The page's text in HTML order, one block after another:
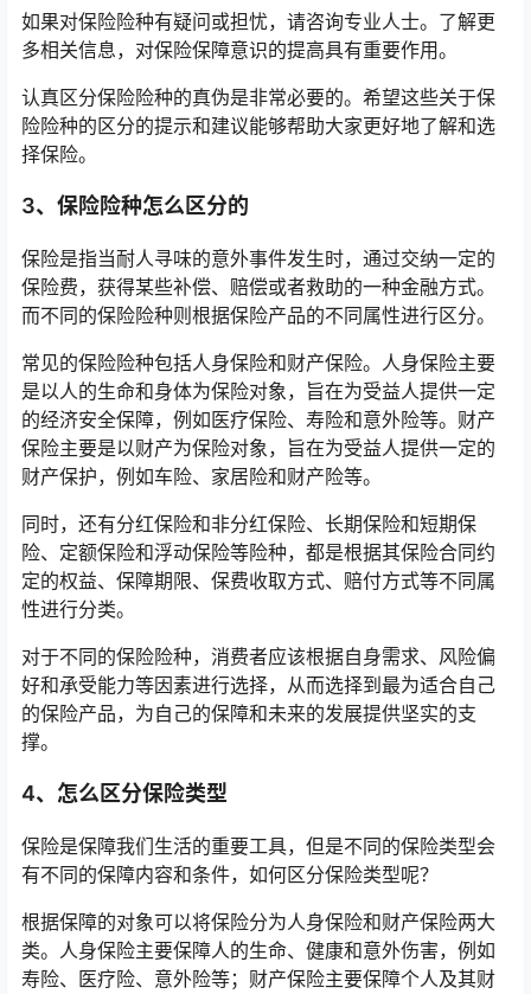
如果对保险险种有疑问或担忧，请咨询专业人士。了解更
多相关信息，对保险保障意识的提高具有重要作用。
认真区分保险险种的真伪是非常必要的。希望这些关于保
险险种的区分的提示和建议能够帮助大家更好地了解和选
择保险。
3、保险险种怎么区分的
保险是指当耐人寻味的意外事件发生时，通过交纳一定的
保险费，获得某些补偿、赔偿或者救助的一种金融方式。
而不同的保险险种则根据保险产品的不同属性进行区分。
常见的保险险种包括人身保险和财产保险。人身保险主要
是以人的生命和身体为保险对象，旨在为受益人提供一定
的经济安全保障，例如医疗保险、寿险和意外险等。财产
保险主要是以财产为保险对象，旨在为受益人提供一定的
财产保护，例如车险、家居险和财产险等。
同时，还有分红保险和非分红保险、长期保险和短期保
险、定额保险和浮动保险等险种，都是根据其保险合同约
定的权益、保障期限、保费收取方式、赔付方式等不同属
性进行分类。
对于不同的保险险种，消费者应该根据自身需求、风险偏
好和承受能力等因素进行选择，从而选择到最为适合自己
的保险产品，为自己的保障和未来的发展提供坚实的支
撑。
4、怎么区分保险类型
保险是保障我们生活的重要工具，但是不同的保险类型会
有不同的保障内容和条件，如何区分保险类型呢？
根据保障的对象可以将保险分为人身保险和财产保险两大
类。人身保险主要保障人的生命、健康和意外伤害，例如
寿险、医疗险、意外险等；财产保险主要保障个人及其财